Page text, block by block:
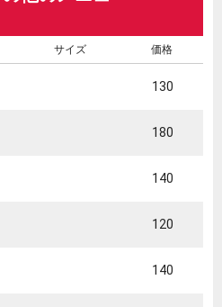
サイズ 価格
130
180
140
120
140